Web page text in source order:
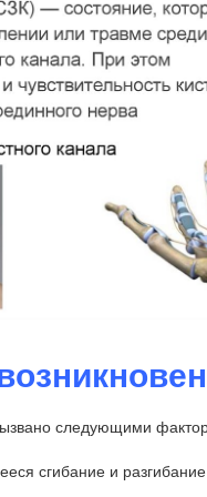
следующими
сгибание и